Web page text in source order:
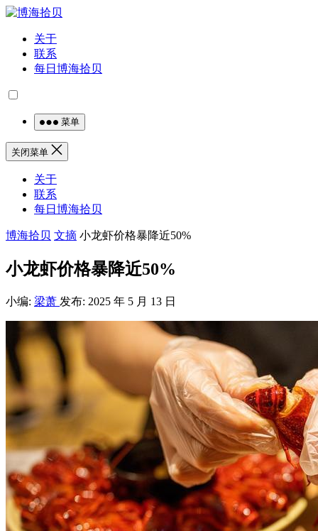
关于
联系
每日博海拾贝
菜单
关闭菜单
关于
联系
每日博海拾贝
博海拾贝 文摘 小龙虾价格暴降近50%
小龙虾价格暴降近50%
小编: 梁萧 发布: 2025 年 5 月 13 日